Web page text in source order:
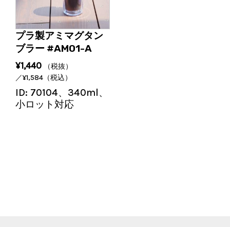
プラ製アミマグタン
ブラー #AM01-A
¥1,440
（税抜）
／¥1,584（税込）
ID: 70104、340ml、
小ロット対応